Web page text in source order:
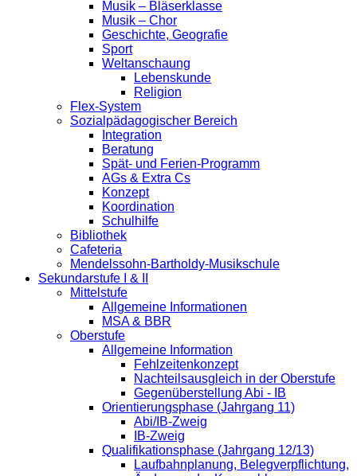
Musik – Bläserklasse
Musik – Chor
Geschichte, Geografie
Sport
Weltanschaung
Lebenskunde
Religion
Flex-System
Sozialpädagogischer Bereich
Integration
Beratung
Spät- und Ferien-Programm
AGs & Extra Cs
Konzept
Koordination
Schulhilfe
Bibliothek
Cafeteria
Mendelssohn-Bartholdy-Musikschule
Sekundarstufe I & II
Mittelstufe
Allgemeine Informationen
MSA & BBR
Oberstufe
Allgemeine Information
Fehlzeitenkonzept
Nachteilsausgleich in der Oberstufe
Gegenüberstellung Abi - IB
Orientierungsphase (Jahrgang 11)
Abi/IB-Zweig
IB-Zweig
Qualifikationsphase (Jahrgang 12/13)
Laufbahnplanung, Belegverpflichtung,